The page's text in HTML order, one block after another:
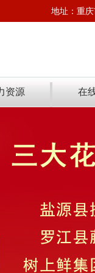
地址：重
资源 在